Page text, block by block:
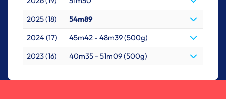
2025 (18)
54m89
2024 (17)
45m42 - 48m39 (500g)
2023 (16)
40m35 - 51m09 (500g)